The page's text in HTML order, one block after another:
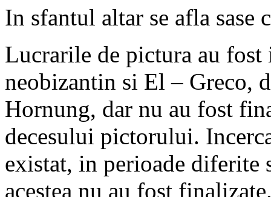
In sfantul altar se afla sase
Lucrarile de pictura au
neobizantin si El – Greco,
Hornung, dar nu au fost
decesului pictorului.
existat, in perioade
acestea nu au fost